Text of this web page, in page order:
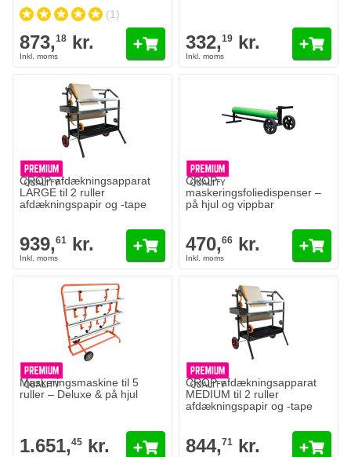
(1)
873,18 kr. 332,19 kr.
CROP-afdækningsapparat
LARGE til 2 ruller
afdækningspapir og -tape
939,61 kr.
CROP-
maskeringsfoliedispenser –
på hjul og vippbar
470,66 kr.
Maskeringsmaskine til 5
ruller – Deluxe & på hjul
1.651,45 kr.
CROP-afdækningsapparat
MEDIUM til 2 ruller
afdækningspapir og -tape
844,71 kr.